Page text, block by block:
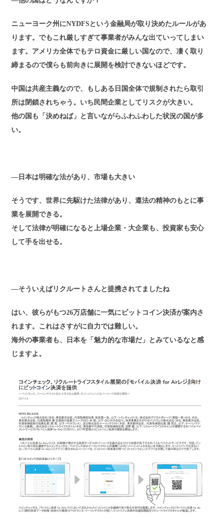
ニューヨーク州にNYDFSという金融局が取り決めたルールがあ
ります。でもこれ厳しすぎて事業者がみんな出ていってしまい
ます。アメリカ全体でもテロ資金に厳しい国なので、凄く取り
締まるので僕らも前向きに展開を検討できないほどです。
中国は共産主義なので、もしある日国全体で規制されたら取引
所は閉鎖されちゃう。いち民間企業としてリスクが大きい。
他の国も「決めねば」と言いながらふわふわした状況の国が多
い。
―日本は明確な法があり、市場も大きい
そうです、世界に先駆けた法律があり、遵法の精神のもとに事
業を展開できる。
そして法律が明確になると上場企業・大企業も、投資家も安心
して手を出せる。
―そういえばリクルートさんと提携されてましたね
はい、彼らがもつ26万店舗に一気にビットコイン決済が案内さ
れます。これはさすがに自力では難しい。
海外の事業者も、日本を「魅力的な市場だ」とみているなと感
じますよ。